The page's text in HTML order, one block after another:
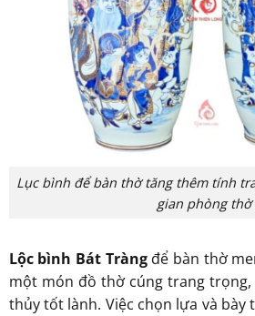
Lục bình để bàn thờ tăng thêm tính
gian phòng thờ
Lộc bình Bát Tràngđể bàn thờ
một món đồ thờ cúng trang
thủy tốt lành. Việc chọn lựa và bày